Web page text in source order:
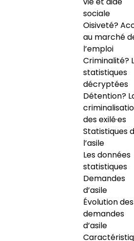
sociale
Oisiveté?
au marché
l’emploi
Criminalité?
statistiques
décryptées
Détention?
des exilé·es
Statistiques
l’asile
Les données
statistiques
Demandes
d’asile
Évolution des
demandes
d’asile